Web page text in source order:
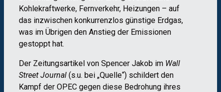
Kohlekraftwerke, Fernverkehr, Heizungen – auf
das inzwischen konkurrenzlos günstige Erdgas,
was im Übrigen den Anstieg der Emissionen
gestoppt hat.
Der Zeitungsartikel von Spencer Jakob im Wall
Street Journal (s.u. bei „Quelle“) schildert den
Kampf der OPEC gegen diese Bedrohung ihres